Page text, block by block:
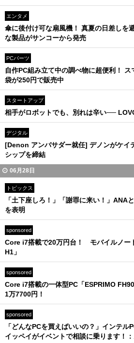
エンタメ
傘に後付け可な扇風機！ 真夏の日差しを
な製品がサンコーから発売
PCパーツ
自作PC組み立て中の調べ物に超便利！
袋が250円で販売中
スタートアップ
相手がロボットでも、別れは辛い──
デジタル
[Denon アンバサダー就任] デノンがケイ
シップを締結
06月28日
トピックス
「土下座しろ！」「謝罪に来い！」ANA
を表明
sponsored
Core i7搭載で20万円台！ モバイルノー
H1」
sponsored
Core i7搭載の一体型PC「ESPRIMO
1万7700円！
sponsored
「どんなPCを買えばいいの？」インテル
イッペイがイベントで相談に乗ります！